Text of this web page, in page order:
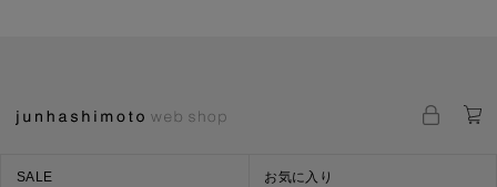
SALE お気に入り